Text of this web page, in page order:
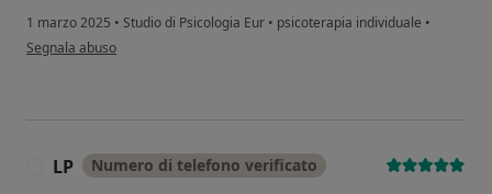
1 marzo 2025 • Studio di Psicologia Eur • psicoterapia individuale •
secondo l'opinione dell'utente Giacomo
Segnala abuso
LP Numero di telefono verificato